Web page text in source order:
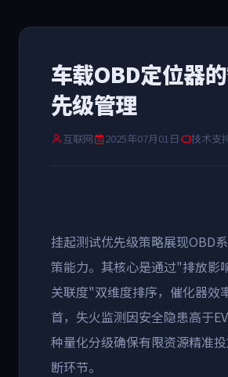
车载OBD定位器
先级管理
互联网 2025年07月01日 技术支
挂起测试优先级策略展现OBD
策能力。其核心是通过"排放影
关联度"双维度排序，催化器效
首，失火监测因安全隐患高于
种量化分级确保有限资源精准
断环节。